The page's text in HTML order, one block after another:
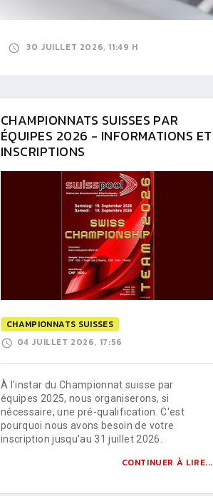
30 JUILLET 2026, 11:49 H
CHAMPIONNATS SUISSES PAR
ÉQUIPES 2026 - INFORMATIONS ET
INSCRIPTIONS
CHAMPIONNATS SUISSES
04 JUILLET 2026, 17:56
À l'instar du Championnat suisse par
équipes 2025, nous organiserons, si
nécessaire, une pré-qualification. C'est
pourquoi nous avons besoin de votre
inscription jusqu'au 31 juillet 2026.
CONTINUER À LIRE...